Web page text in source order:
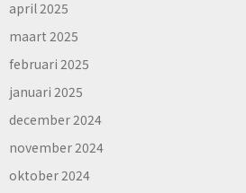
april 2025
maart 2025
februari 2025
januari 2025
december 2024
november 2024
oktober 2024